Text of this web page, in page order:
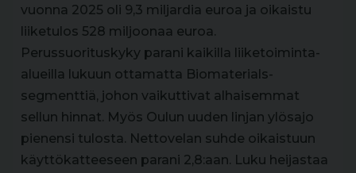
vuonna 2025 oli 9,3 miljardia euroa ja oikaistu
liiketulos 528 miljoonaa euroa.
Perussuorituskyky parani kaikilla liiketoiminta-
alueilla lukuun ottamatta Biomaterials-
segmenttiä, johon vaikuttivat alhaisemmat
sellun hinnat. Myös Oulun uuden linjan ylösajo
pienensi tulosta. Nettovelan suhde oikaistuun
käyttökatteeseen parani 2,8:aan. Luku heijastaa